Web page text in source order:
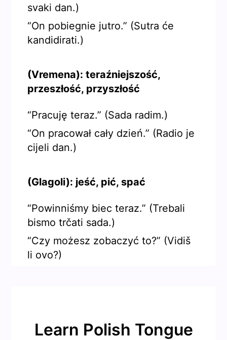
svaki dan.)
“On pobiegnie jutro.” (Sutra će
kandidirati.)
(Vremena): teraźniejszość,
przeszłość, przyszłość
“Pracuję teraz.” (Sada radim.)
“On pracował cały dzień.” (Radio je
cijeli dan.)
(Glagoli): jeść, pić, spać
“Powinniśmy biec teraz.” (Trebali
bismo trčati sada.)
“Czy możesz zobaczyć to?” (Vidiš
li ovo?)
Learn Polish Tongue